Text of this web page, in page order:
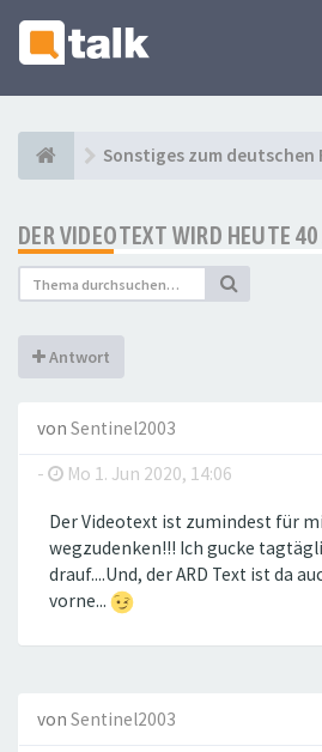
Sonstiges zum deutschen
DER VIDEOTEXT WIRD HEUTE
Antwort
von Sentinel2003
-
Mo 1. Jun 2020, 14:06
Der Videotext ist zumindest für
wegzudenken!!! Ich gucke
drauf....Und, der ARD Text ist da
vorne...
von Sentinel2003